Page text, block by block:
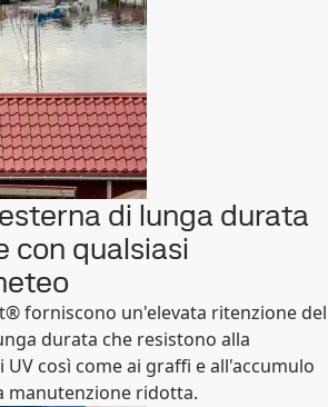
di lunga durata
con qualsiasi
forniscono un'elevata ritenzione del
durata che resistono alla
così come ai graffi e all'accumulo
manutenzione ridotta.